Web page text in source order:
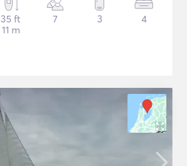
35 ft
11 m
7 3 4